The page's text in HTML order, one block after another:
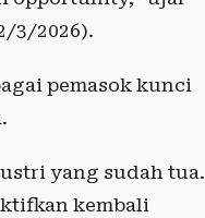
3/2026).
pemasok kunci
yang sudah tua.
kembali